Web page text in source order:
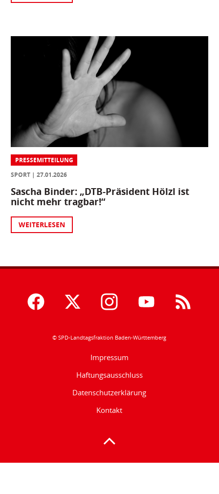
PRESSEMITTEILUNG
SPORT
27.01.2026
Sascha Binder: „DTB-Präsident Hölzl ist
nicht mehr tragbar!“
WEITERLESEN
© SPD-Landtagsfraktion Baden-Württemberg
Impressum
Haftungsausschluss
Datenschutzerklärung
Kontakt